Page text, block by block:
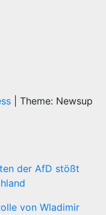
Theme: Newsup
der AfD stößt
von Wladimir